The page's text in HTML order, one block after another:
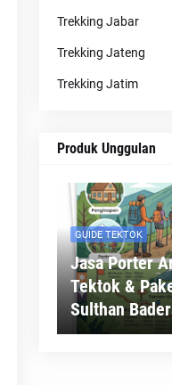
Trekking Jabar
Trekking Jateng
Trekking Jatim
Produk Unggulan
GUIDE TEKTOK
Jasa Porter
Tektok &
Sulthan